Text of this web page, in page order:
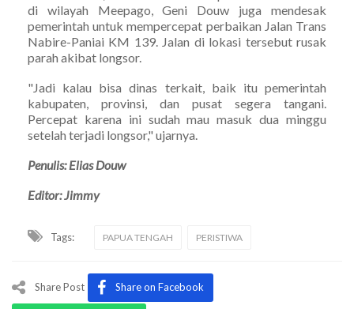
di wilayah Meepago, Geni Douw juga mendesak
pemerintah untuk mempercepat perbaikan Jalan Trans
Nabire-Paniai KM 139. Jalan di lokasi tersebut rusak
parah akibat longsor.
"Jadi kalau bisa dinas terkait, baik itu pemerintah
kabupaten, provinsi, dan pusat segera tangani.
Percepat karena ini sudah mau masuk dua minggu
setelah terjadi longsor," ujarnya.
Penulis: Elias Douw
Editor: Jimmy
Tags: PAPUA TENGAH PERISTIWA
Share Post Share on Facebook